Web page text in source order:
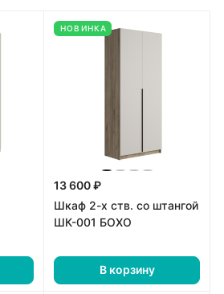
НОВИНКА
13 600 ₽
Шкаф 2-х ств. со штангой
ШК-001 БОХО
В корзину